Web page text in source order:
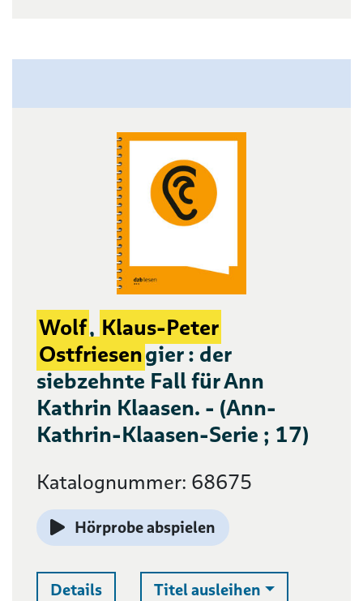
Wolf, Klaus-Peter
Ostfriesengier : der
siebzehnte Fall für Ann
Kathrin Klaasen. - (Ann-
Kathrin-Klaasen-Serie ; 17)
Katalognummer: 68675
Hörprobe abspielen
Details Titel ausleihen Auswahlliste